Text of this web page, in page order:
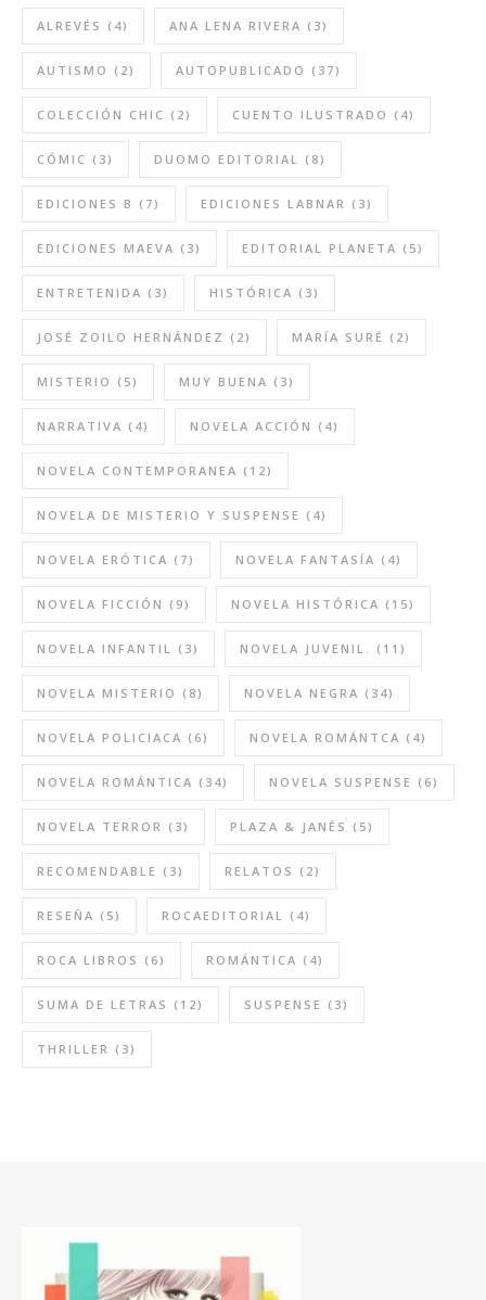
ALREVÉS (4) ANA LENA RIVERA (3)
AUTISMO (2) AUTOPUBLICADO (37)
COLECCIÓN CHIC (2) CUENTO ILUSTRADO (4)
CÓMIC (3) DUOMO EDITORIAL (8)
EDICIONES B (7) EDICIONES LABNAR (3)
EDICIONES MAEVA (3) EDITORIAL PLANETA (5)
ENTRETENIDA (3) HISTÓRICA (3)
JOSÉ ZOILO HERNÁNDEZ (2) MARÍA SURÉ (2)
MISTERIO (5) MUY BUENA (3)
NARRATIVA (4) NOVELA ACCIÓN (4)
NOVELA CONTEMPORANEA (12)
NOVELA DE MISTERIO Y SUSPENSE (4)
NOVELA ERÓTICA (7) NOVELA FANTASÍA (4)
NOVELA FICCIÓN (9) NOVELA HISTÓRICA (15)
NOVELA INFANTIL (3) NOVELA JUVENIL. (11)
NOVELA MISTERIO (8) NOVELA NEGRA (34)
NOVELA POLICIACA (6) NOVELA ROMÁNTCA (4)
NOVELA ROMÁNTICA (34) NOVELA SUSPENSE (6)
NOVELA TERROR (3) PLAZA & JANÉS (5)
RECOMENDABLE (3) RELATOS (2)
RESEÑA (5) ROCAEDITORIAL (4)
ROCA LIBROS (6) ROMÁNTICA (4)
SUMA DE LETRAS (12) SUSPENSE (3)
THRILLER (3)